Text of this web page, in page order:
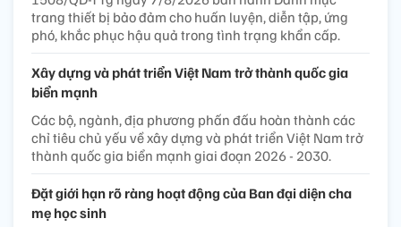
trang thiết bị bảo đảm cho huấn luyện, diễn tập, ứng
phó, khắc phục hậu quả trong tình trạng khẩn cấp.
Xây dựng và phát triển Việt Nam trở thành quốc gia
biển mạnh
Các bộ, ngành, địa phương phấn đấu hoàn thành các
chỉ tiêu chủ yếu về xây dựng và phát triển Việt Nam trở
thành quốc gia biển mạnh giai đoạn 2026 - 2030.
Đặt giới hạn rõ ràng hoạt động của Ban đại diện cha
mẹ học sinh